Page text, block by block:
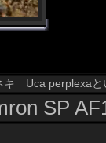
キ Uca perplexaと
SP